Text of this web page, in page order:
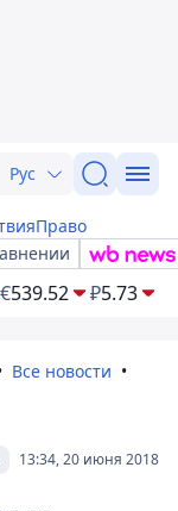
Рус
Право
€539.52 ₽5.73
Все новости
13:34, 20 июня 2018